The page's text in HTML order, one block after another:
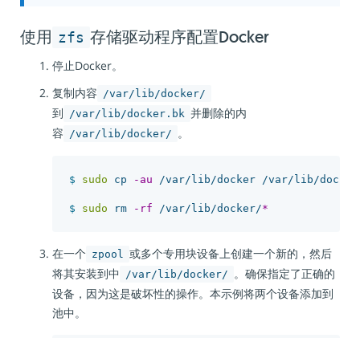
使用 zfs 存储驱动程序配置Docker
停止Docker。
复制内容 /var/lib/docker/
到 /var/lib/docker.bk 并删除的内
容 /var/lib/docker/ 。
$ sudo cp -au /var/lib/docker /var/lib/
$ sudo rm -rf /var/lib/docker/*
在一个 zpool 或多个专用块设备上创建一个新的，然后
将其安装到中
/var/lib/docker/ 。确保指定了正确的
设备，因为这是破坏性的操作。本示例将两个设备添加到
池中。